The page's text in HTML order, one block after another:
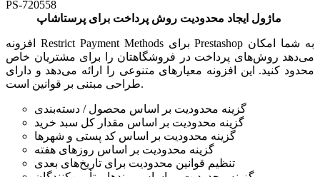
PS-720558
افزونه Restrict Payment Methods برای Prestashop به شما امکان
می‌دهد روش‌های پرداخت در فروشگاهتان را برای مشتریان خاص
محدود کنید. این افزونه معیارهای متنوعی را ارائه می‌دهد و دارای
طراحی مبتنی بر قوانین است.
گزینه محدودیت بر اساس محصول / دسته‌بندی
گزینه محدودیت بر اساس مقدار کل سبد خرید
گزینه محدودیت بر اساس کد پستی و شهرها
گزینه محدودیت بر اساس روزهای هفته
تنظیم قوانین محدودیت برای تاریخ‌های بعدی